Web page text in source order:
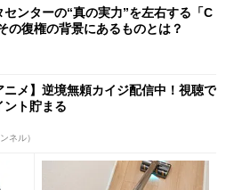
センターの“真の実力”を左右する「C
復権の背景にあるものとは？
ニメ】逆境無頼カイジ配信中！視聴で
ント貯まる
ネル）